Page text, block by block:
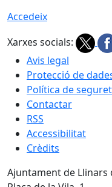
Accedeix
Xarxes socials:
Avis legal
Protecció de
Política de
Contactar
RSS
Accessibilitat
Crèdits
Ajuntament de Llinars